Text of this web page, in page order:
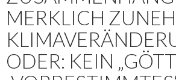
MERKLICH
ODER: KEIN